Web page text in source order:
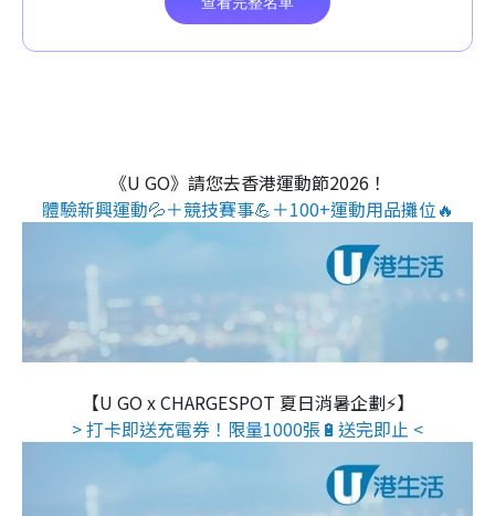
《U GO》請您去香港運動節2026！
體驗新興運動💦＋競技賽事💪＋100+運動用品攤位🔥
【U GO x CHARGESPOT 夏日消暑企劃⚡】
> 打卡即送充電券！限量1000張🔋送完即止 <